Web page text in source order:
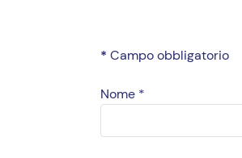
* Campo obbligatorio
Nome *